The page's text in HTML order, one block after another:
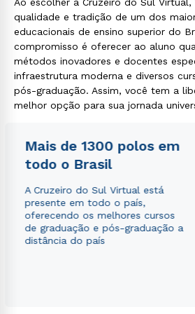
qualidade e tradição de um dos
educacionais de ensino superior do
compromisso é oferecer ao aluno
métodos inovadores e docentes
infraestrutura moderna e diversos
pós-graduação. Assim, você tem a
melhor opção para sua jornada
Mais de 1300 polos em
todo o Brasil
A Cruzeiro do Sul Virtual está
presente em todo o país,
oferecendo os melhores cursos
de graduação e pós-graduação a
distância do país
WhatsApp
Política de
autorizo que meus dados sejam